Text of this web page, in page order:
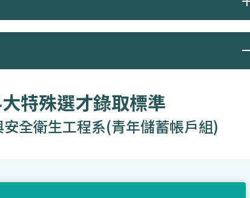
特殊選才錄取標準
全衛生工程系(青年儲蓄帳戶組)